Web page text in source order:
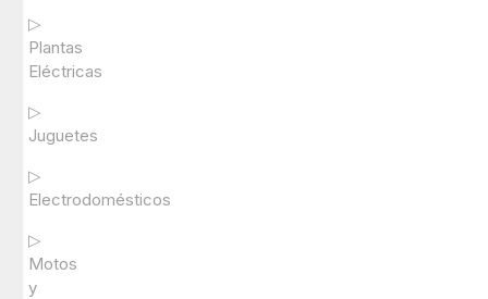
▷
Plantas
Eléctricas
▷
Juguetes
▷
Electrodomésticos
▷
Motos
y